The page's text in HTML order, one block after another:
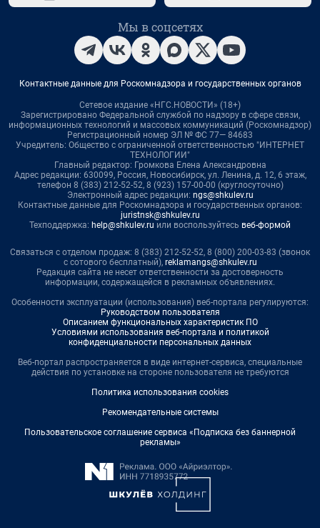
Мы в соцсетях
Контактные данные для Роскомнадзора и государственных органов
Сетевое издание «НГС.НОВОСТИ» (18+)
Зарегистрировано Федеральной службой по надзору в сфере связи,
информационных технологий и массовых коммуникаций (Роскомнадзор)
Регистрационный номер ЭЛ № ФС 77— 84683
Учредитель: Общество с ограниченной ответственностью "ИНТЕРНЕТ
ТЕХНОЛОГИИ"
Главный редактор: Громкова Елена Александровна
Адрес редакции: 630099, Россия, Новосибирск, ул. Ленина, д. 12, 6 этаж,
телефон 8 (383) 212-52-52, 8 (923) 157-00-00 (круглосуточно)
Электронный адрес редакции: ngs@shkulev.ru
Контактные данные для Роскомнадзора и государственных органов:
juristnsk@shkulev.ru
Техподдержка: help@shkulev.ru или воспользуйтесь веб-формой
Связаться с отделом продаж: 8 (383) 212-52-52, 8 (800) 200-03-83 (звонок
с сотового бесплатный), reklamangs@shkulev.ru
Редакция сайта не несет ответственности за достоверность
информации, содержащейся в рекламных объявлениях.
Особенности эксплуатации (использования) веб-портала регулируются:
Руководством пользователя
Описанием функциональных характеристик ПО
Условиями использования веб-портала и политикой
конфиденциальности персональных данных
Веб-портал распространяется в виде интернет-сервиса, специальные
действия по установке на стороне пользователя не требуются
Политика использования cookies
Рекомендательные системы
Пользовательское соглашение сервиса «Подписка без баннерной
рекламы»